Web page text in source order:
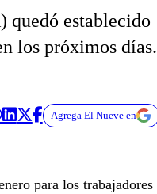
quedó establecido
los próximos días.
Agrega El Nueve en
para los trabajadores